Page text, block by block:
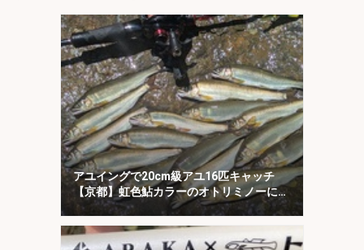
アユイングで20cm級アユ16匹キャッチ
【京都】虹色鮎カラーのオトリミノーにヒ
ット集中！